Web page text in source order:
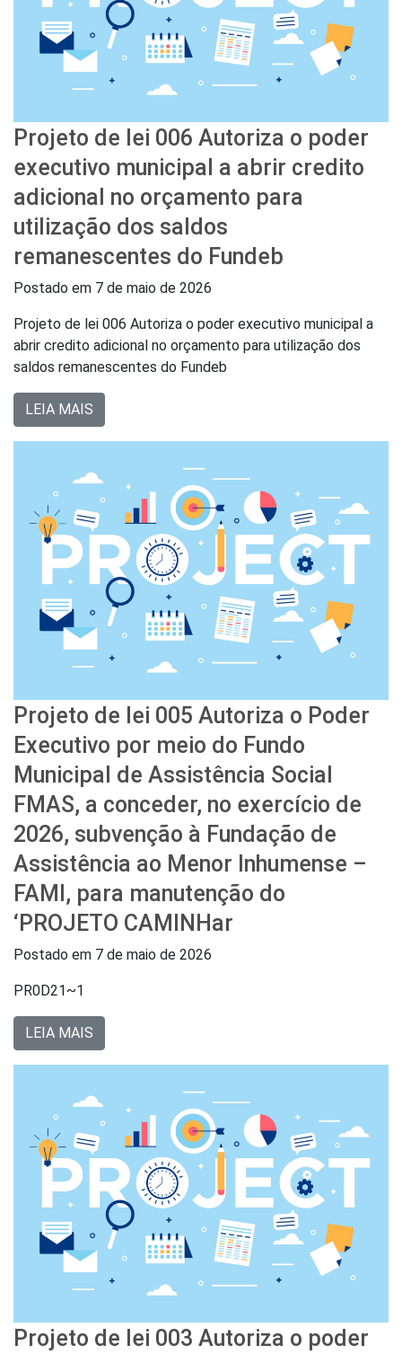
Projeto de lei 006 Autoriza o poder
executivo municipal a abrir credito
adicional no orçamento para
utilização dos saldos
remanescentes do Fundeb
Postado em 7 de maio de 2026
Projeto de lei 006 Autoriza o poder executivo municipal a
abrir credito adicional no orçamento para utilização dos
saldos remanescentes do Fundeb
LEIA MAIS
Projeto de lei 005 Autoriza o Poder
Executivo por meio do Fundo
Municipal de Assistência Social
FMAS, a conceder, no exercício de
2026, subvenção à Fundação de
Assistência ao Menor Inhumense –
FAMI, para manutenção do
‘PROJETO CAMINHar
Postado em 7 de maio de 2026
PR0D21~1
LEIA MAIS
Projeto de lei 003 Autoriza o poder